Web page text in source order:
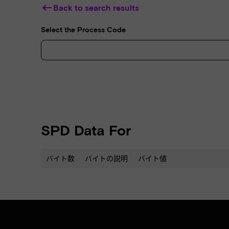
keyboard_backspace Back to search results
Select the Process Code
SPD Data For
バイト数 バイトの説明 バイト値